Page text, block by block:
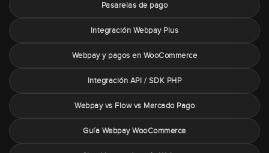
Pasarelas de pago
Integración Webpay Plus
Webpay y pagos en WooCommerce
Integración API / SDK PHP
Webpay vs Flow vs Mercado Pago
Guía Webpay WooCommerce